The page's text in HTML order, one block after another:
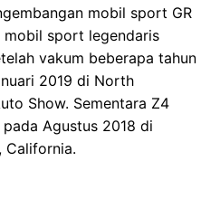
mobil sport GR
mobil sport legendaris
vakum beberapa tahun
2019 di North
Show. Sementara Z4
Agustus 2018 di
California.